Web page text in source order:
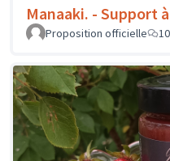
Manaaki. - Support
Proposition officielle 10